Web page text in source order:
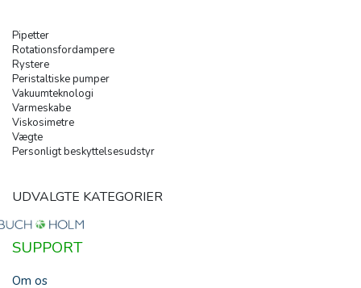
Pipetter
Rotationsfordampere
Rystere
Peristaltiske pumper
Vakuumteknologi
Varmeskabe
Viskosimetre
Vægte
Personligt beskyttelsesudstyr
UDVALGTE KATEGORIER
SUPPORT
Om os